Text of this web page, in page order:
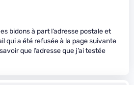
bidons à part l’adresse postale et
qui a été refusée à la page suivante
que l’adresse que j’ai testée